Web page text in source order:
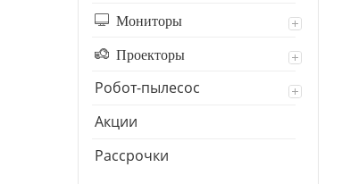
Мониторы
Проекторы
Робот-пылесос
Акции
Рассрочки